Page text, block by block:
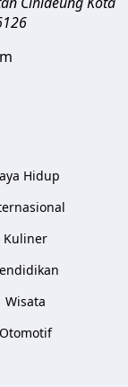
Hidup
Kuliner
Wisata
Otomotif